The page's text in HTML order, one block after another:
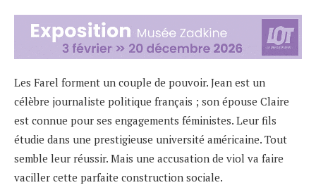
Les Farel forment un couple de pouvoir. Jean est un
célèbre journaliste politique français ; son épouse Claire
est connue pour ses engagements féministes. Leur fils
étudie dans une prestigieuse université américaine. Tout
semble leur réussir. Mais une accusation de viol va faire
vaciller cette parfaite construction sociale.